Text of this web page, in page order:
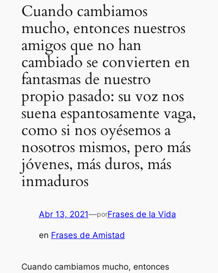
Cuando cambiamos
mucho, entonces nuestros
amigos que no han
cambiado se convierten en
fantasmas de nuestro
propio pasado: su voz nos
suena espantosamente vaga,
como si nos oyésemos a
nosotros mismos, pero más
jóvenes, más duros, más
inmaduros
Abr 13, 2021—porFrases de la Vida
en Frases de Amistad
Cuando cambiamos mucho, entonces